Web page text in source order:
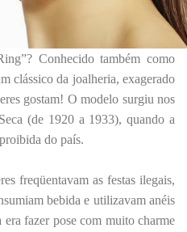
”? Conhecido também como
clássico da joalheria, exagerado
gostam! O modelo surgiu nos
(de 1920 a 1933), quando a
do país.
freqüentavam as festas ilegais,
bebida e utilizavam anéis
fazer pose com muito charme